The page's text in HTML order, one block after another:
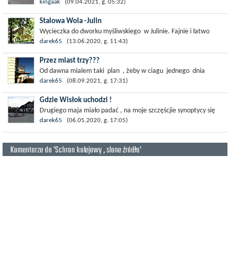
Jedna z propozycji wycieczek poprowadzonych w okolicach
Kolbuszowej. Trasa łatwa technicznie, przebiega w większości
po leśnych...
kingaak (09.04.2021, g. 05:32)
Stalowa Wola -Julin
Wycieczka do dworku myśliwskiego w Julinie. Fajnie i łatwo
.Potem troszkę zwiedzania oklicy , bardziej w celu
przypomnienia sobie , niż...
darek65 (13.06.2020, g. 11:43)
Przez miast trzy???
Od dawna mialem taki plan , żeby w ciagu jednego dnia
objechać Rzeszów - Łańcut i Leżajsk. Udało ...
darek65 (08.09.2021, g. 17:31)
Gdzie Wisłok uchodzi !
Drugiego maja miało padać , na moje szczęścjie synoptycy się
cokolwiek pomylili. Ruszyłem więc na wycieczkę ,która z
założenia miała być...
darek65 (06.05.2020, g. 17:05)
Komentarze do 'Schron kolejowy , slone źródła'